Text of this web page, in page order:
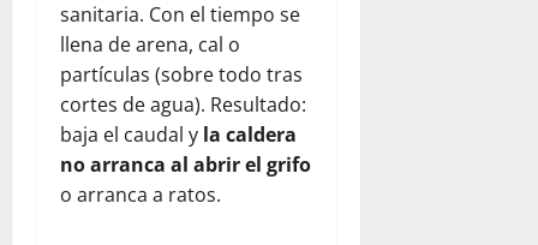
sanitaria. Con el tiempo se
llena de arena, cal o
partículas (sobre todo tras
cortes de agua). Resultado:
baja el caudal y la caldera
no arranca al abrir el grifo
o arranca a ratos.